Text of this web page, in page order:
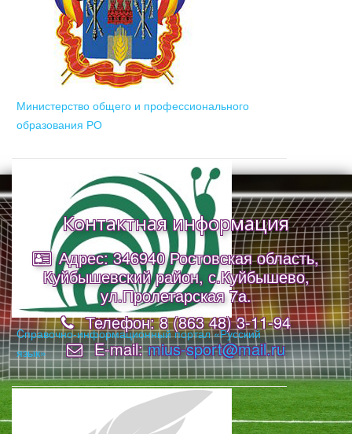
Министерство общего и профессионального
образования РО
Cправочно-информационный портал «Русский
язык»
Контактная информация
Адрес: 346940 Ростовская область,
Куйбышевский район, с.Куйбышево,
ул.Пролетарская 7а.
Телефон: 8 (863 48) 3-11-94
E-mail:mius-sport@mail.ru